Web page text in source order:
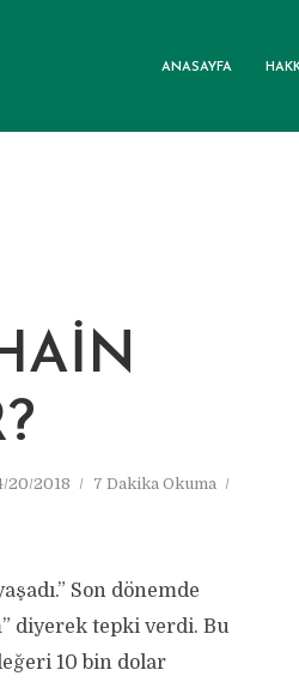
ANASAYFA
20/2018
7 Dakika Okuma
Son dönemde
diyerek tepki verdi. Bu
10 bin dolar